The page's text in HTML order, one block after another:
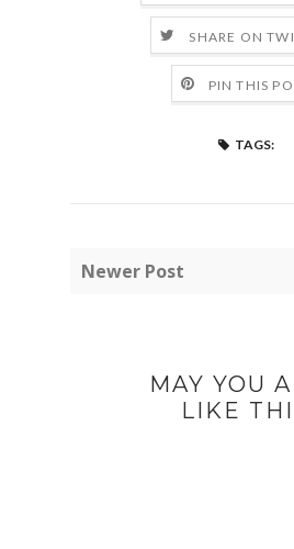
SHARE ON
PIN THIS
TAGS:
Newer Post
MAY YOU
LIKE